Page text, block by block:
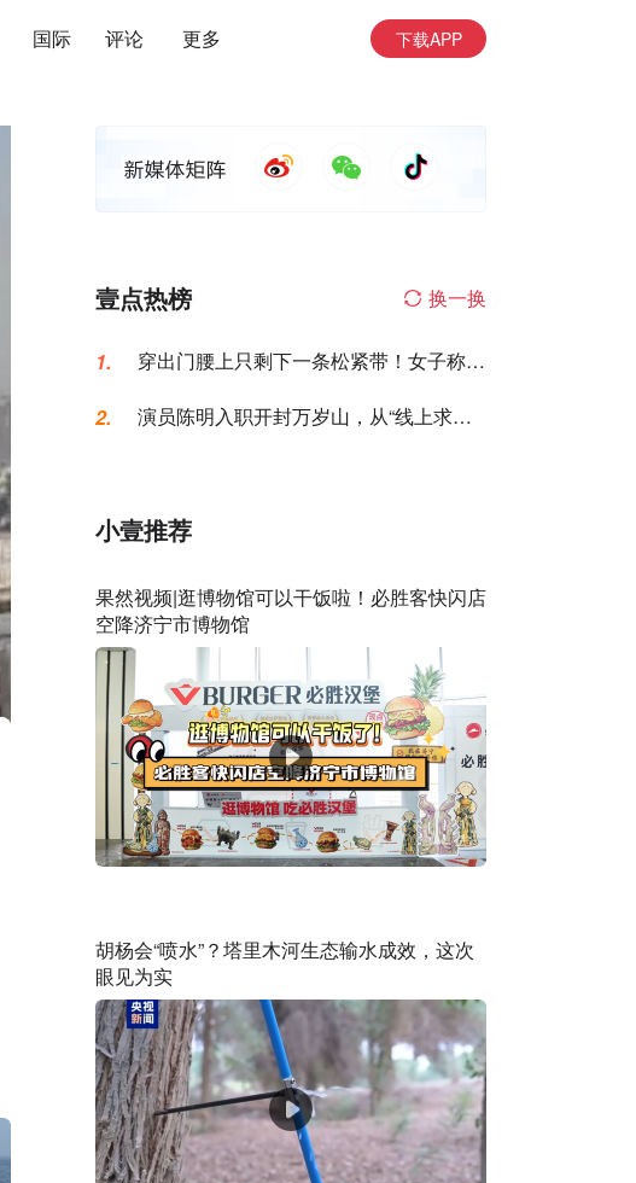
国际 评论 更多 下载APP
壹点热榜 换一换
1.
穿出门腰上只剩下一条松紧带！女子称名
2.
演员陈明入职开封万岁山，从“线上求
小壹推荐
果然视频|逛博物馆可以干饭啦！必胜客快闪店
空降济宁市博物馆
胡杨会“喷水”？塔里木河生态输水成效，这次
眼见为实